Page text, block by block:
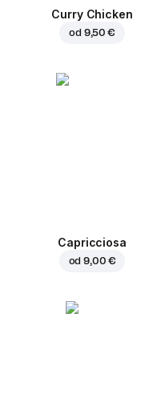
Curry Chicken
od 9,50 €
Capricciosa
od9,00 €